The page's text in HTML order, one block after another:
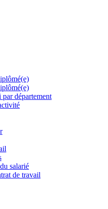
département
salarié
de travail